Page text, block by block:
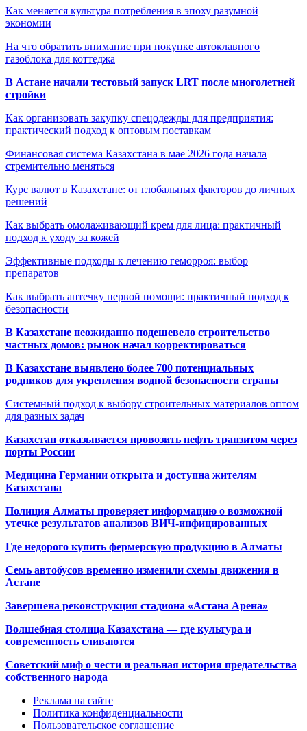
Как меняется культура потребления в эпоху разумной
экономии
На что обратить внимание при покупке автоклавного
газоблока для коттеджа
В Астане начали тестовый запуск LRT после многолетней
стройки
Как организовать закупку спецодежды для предприятия:
практический подход к оптовым поставкам
Финансовая система Казахстана в мае 2026 года начала
стремительно меняться
Курс валют в Казахстане: от глобальных факторов до личных
решений
Как выбрать омолаживающий крем для лица: практичный
подход к уходу за кожей
Эффективные подходы к лечению геморроя: выбор
препаратов
Как выбрать аптечку первой помощи: практичный подход к
безопасности
В Казахстане неожиданно подешевело строительство
частных домов: рынок начал корректироваться
В Казахстане выявлено более 700 потенциальных
родников для укрепления водной безопасности страны
Системный подход к выбору строительных материалов оптом
для разных задач
Казахстан отказывается провозить нефть транзитом через
порты России
Медицина Германии открыта и доступна жителям
Казахстана
Полиция Алматы проверяет информацию о возможной
утечке результатов анализов ВИЧ-инфицированных
Где недорого купить фермерскую продукцию в Алматы
Семь автобусов временно изменили схемы движения в
Астане
Завершена реконструкция стадиона «Астана Арена»
Волшебная столица Казахстана — где культура и
современность сливаются
Советский миф о чести и реальная история предательства
собственного народа
Реклама на сайте
Политика конфиденциальности
Пользовательское соглашение